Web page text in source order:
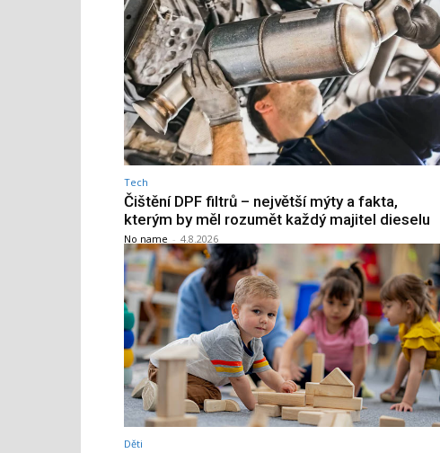
Tech
Čištění DPF filtrů – největší mýty a fakta,
kterým by měl rozumět každý majitel dieselu
No name - 4.8.2026
Děti